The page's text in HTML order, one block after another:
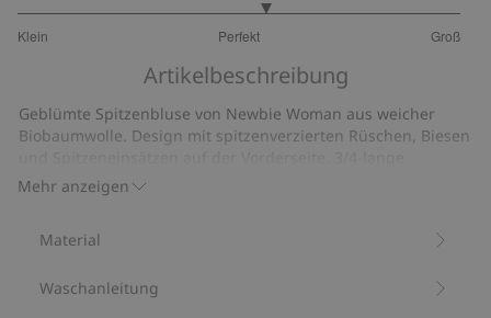
Klein Perfekt Groß
von
17
Bewertungen
Artikelbeschreibung
Mehr anzeigen
Geblümte Spitzenbluse von Newbie Woman aus weicher
Biobaumwolle. Design mit spitzenverzierten Rüschen, Biesen
Puffärmel mit Gummizug am Abschluss, Knopf und Schlaufe
hinten und Spitze am Ausschnitt.
Größe S entspricht Größe 36/38.
Artikelnummer:919324
Material
Waschanleitung